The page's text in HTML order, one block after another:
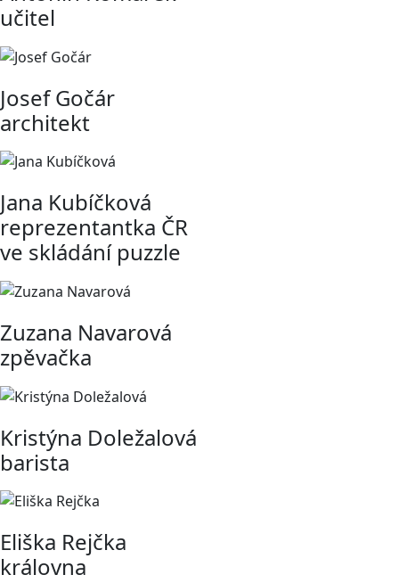
učitel
Josef Gočár
architekt
Jana Kubíčková
reprezentantka ČR
ve skládání puzzle
Zuzana Navarová
zpěvačka
Kristýna Doležalová
barista
Eliška Rejčka
královna